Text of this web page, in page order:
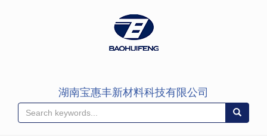
湖南宝惠丰新材料科技有限公司